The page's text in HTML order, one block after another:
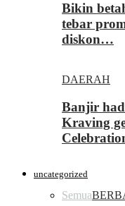
Bikin
tebar
diskon…
DAERAH
Banjir
Kraving
uncategorized
Semua